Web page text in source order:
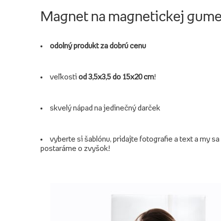
Magnet na magnetickej
odolný produkt za dobrú cenu
veľkosti od 3,5x3,5 do 15x20 cm!
skvelý nápad na jedinečný darček
vyberte si šablónu, pridajte fotografie a text a my sa
postaráme o zvyšok!